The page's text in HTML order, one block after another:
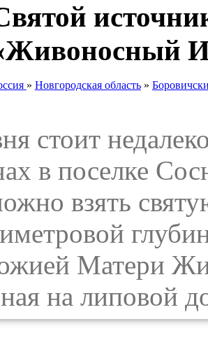
» Новгородская область»
стоит
в поселке
взять
Матери
на липовой